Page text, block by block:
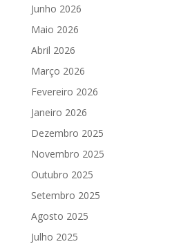
Junho 2026
Maio 2026
Abril 2026
Março 2026
Fevereiro 2026
Janeiro 2026
Dezembro 2025
Novembro 2025
Outubro 2025
Setembro 2025
Agosto 2025
Julho 2025